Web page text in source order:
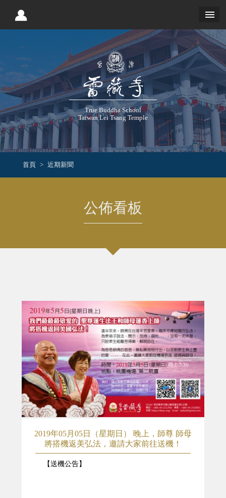
True Buddha School
Taiwan Lei Tsang Temple
首頁 近期新聞
公佈看板
2019年05月05日（星期日） 晚上，師尊 師母
將搭機返美弘法，邀請大家前往送機！
【送機公告】